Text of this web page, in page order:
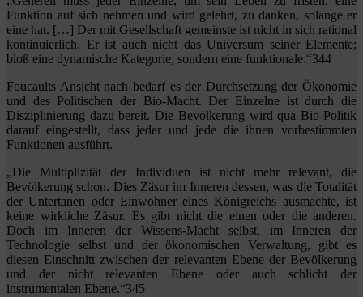
Funktion auf sich nehmen und wird gelehrt, zu danken, solange er
eine hat. […] Der mit Gesellschaft gemeinste ist nicht in sich rational
kontinuierlich. Er ist auch nicht das Universum seiner Elemente;
bloß eine dynamische Kategorie, sondern eine funktionale.“344
Foucaults Ansicht nach bedarf es der Durchsetzung der Ökonomie
und des Politischen der Bio-Macht. Der Einzelne ist durch die
Disziplinierung dazu bereit. Die Bevölkerung wird qua Bio-Politik
darauf eingestellt, dass jeder und jede die ihnen vorbestimmten
Funktionen ausführt.
„Die Multiplizität der Individuen ist nicht mehr relevant, die
Bevölkerung schon. Dies Zäsur im Inneren dessen, was die Totalität
der Untertanen oder Einwohner eines Königreichs ausmachte, ist
keine wirkliche Zäsur. Es gibt nicht die einen oder die anderen.
Doch im Inneren der Wissens-Macht selbst, im Inneren der
Technologie selbst und der ökonomischen Verwaltung, gibt es
diesen Einschnitt zwischen der relevanten Ebene der Bevölkerung
und der nicht relevanten Ebene oder auch schlicht der
instrumentalen Ebene.“345